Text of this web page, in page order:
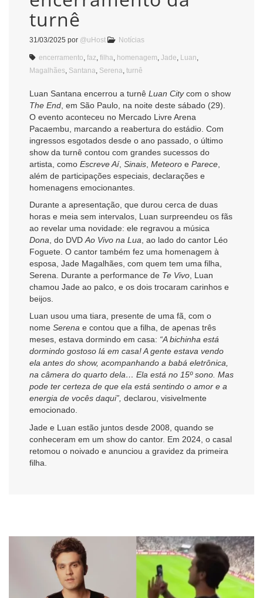
turnê
31/03/2025 por @uHost Notícias
encerramento faz filha homenagem Jade Luan
Magalhães Santana Serena turnê
Luan Santana encerrou a turnê Luan Citycom o show
The End , em São Paulo, na noite deste sábado (29).
O evento aconteceu no Mercado Livre Arena
Pacaembu, marcando a reabertura do estádio. Com
ingressos esgotados desde o ano passado, o último
show da turnê contou com grandes sucessos do
artista, como Escreve Aí, Sinais Meteoro e Parece
além de participações especiais, declarações e
homenagens emocionantes.
Durante a apresentação, que durou cerca de duas
horas e meia sem intervalos, Luan surpreendeu os fãs
ao revelar uma novidade: ele regravou a música
Dona , do DVD Ao Vivo na Lua , ao lado do cantor Léo
Foguete. O cantor também fez uma homenagem à
esposa, Jade Magalhães, com quem tem uma filha,
Serena. Durante a performance de Te Vivo , Luan
chamou Jade ao palco, e os dois trocaram carinhos e
beijos.
Luan usou uma tiara, presente de uma fã, com o
nome Serena e contou que a filha, de apenas três
meses, estava dormindo em casa: “A bichinha está
dormindo gostoso lá em casa! A gente estava vendo
ela antes do show, acompanhando a babá eletrônica,
na câmera do quarto dela… Ela está no 15º sono. Mas
pode ter certeza de que ela está sentindo o amor e a
energia de vocês daqui”, declarou, visivelmente
emocionado.
Jade e Luan estão juntos desde 2008, quando se
conheceram em um show do cantor. Em 2024, o casal
retomou o noivado e anunciou a gravidez da primeira
filha.